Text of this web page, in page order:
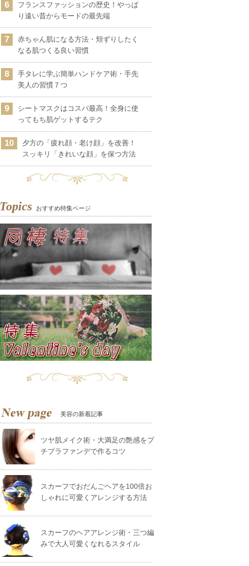
フランスファッションの歴史！やっぱ
り遠い昔からモードの最先端
赤ちゃん肌になる方法・頬ずりしたく
なる肌つくる良い習慣
手タレに学ぶ簡単ハンドケア術・手先
美人の習慣７つ
シートマスクはコスパ最高！全身に使
ってもち肌ゲットするテク
夕方の「疲れ顔・老け顔」を改善！
スッキリ「きれいな顔」を保つ方法
Topics おすすめ特集ページ
美容の新着記事
ツヤ肌メイク術・大満足の艶感をプ
チプラファンデで作るコツ
スカーフでおだんごヘアを100倍お
しゃれに可愛くアレンジする方法
スカーフのヘアアレンジ術・三つ編
みで大人可愛くなれるスタイル